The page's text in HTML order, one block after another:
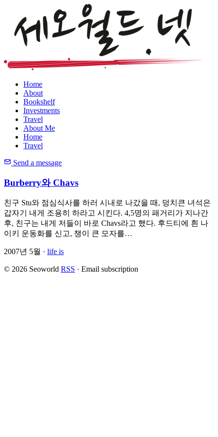
Home
About
Bookshelf
Investments
Travel
About Me
Home
Travel
Send a message
Burberry와 Chavs
친구 Stu와 점심식사를 하러 시내로 나갔을 때, 덩치큰 녀석은
갑자기 내게 조용히 하라고 시킨다. 4,5명의 패거리가 지나간
후, 친구는 내게 저들이 바로 Chavs라고 했다. 후드티에 흰 나
이키 운동화를 신고, 챙이 큰 모자를…
2007년 5월 · life is
© 2026 Seoworld RSS · Email subscription